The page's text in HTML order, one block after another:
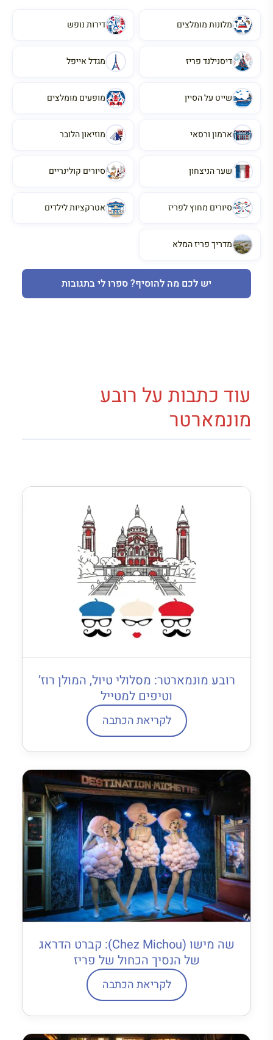
מלונות מומלצים דירות נופש
דיסנילנד פריז מגדל אייפל
שייט על הסיין מופעים מומלצים
ארמון ורסאי מוזיאון הלובר
שער הניצחון סיורים קולינריים
סיורים מחוץ לפריז אטרקציות לילדים
מדריך פריז המלא
יש לכם מה להוסיף? ספרו לי בתגובות
עוד כתבות על רובע
מונמארטר
רובע מונמארטר: מסלולי טיול, המולן רוז’
וטיפים למטייל
לקריאת הכתבה
שה מישו (Chez Michou): קברט הדראג
של הנסיך הכחול של פריז
לקריאת הכתבה